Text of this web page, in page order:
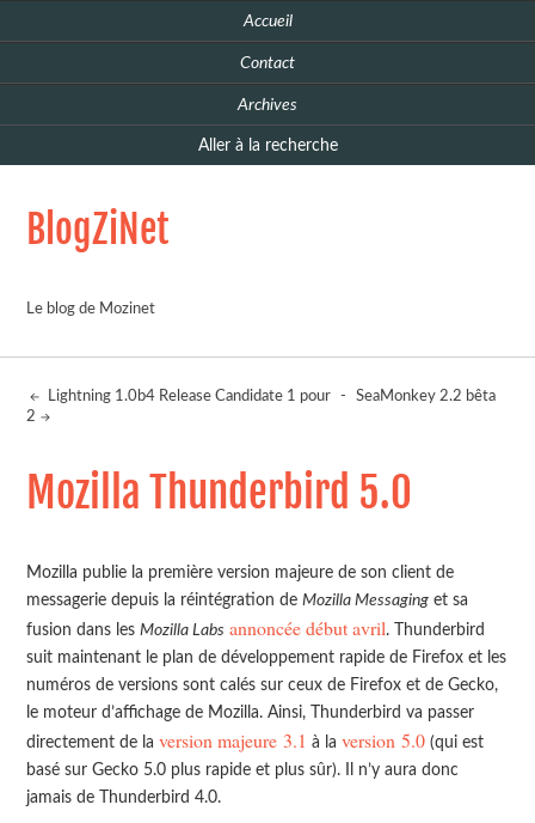
Accueil
Contact
Archives
Aller à la recherche
BlogZiNet
Le blog de Mozinet
Lightning 1.0b4 Release Candidate 1 pour -
SeaMonkey 2.2 bêta
2
Mozilla Thunderbird 5.0
Mozilla publie la première version majeure de son client de
messagerie depuis la réintégration deMozilla Messaging et sa
fusion dans lesMozilla Labs annoncée début avril. Thunderbird
suit maintenant le plan de développement rapide de Firefox et les
numéros de versions sont calés sur ceux de Firefox et de Gecko,
le moteur d’affichage de Mozilla. Ainsi, Thunderbird va passer
directement de laversion majeure 3.1 à laversion 5.0 (qui est
basé sur Gecko 5.0 plus rapide et plus sûr). Il n’y aura donc
jamais de Thunderbird 4.0.